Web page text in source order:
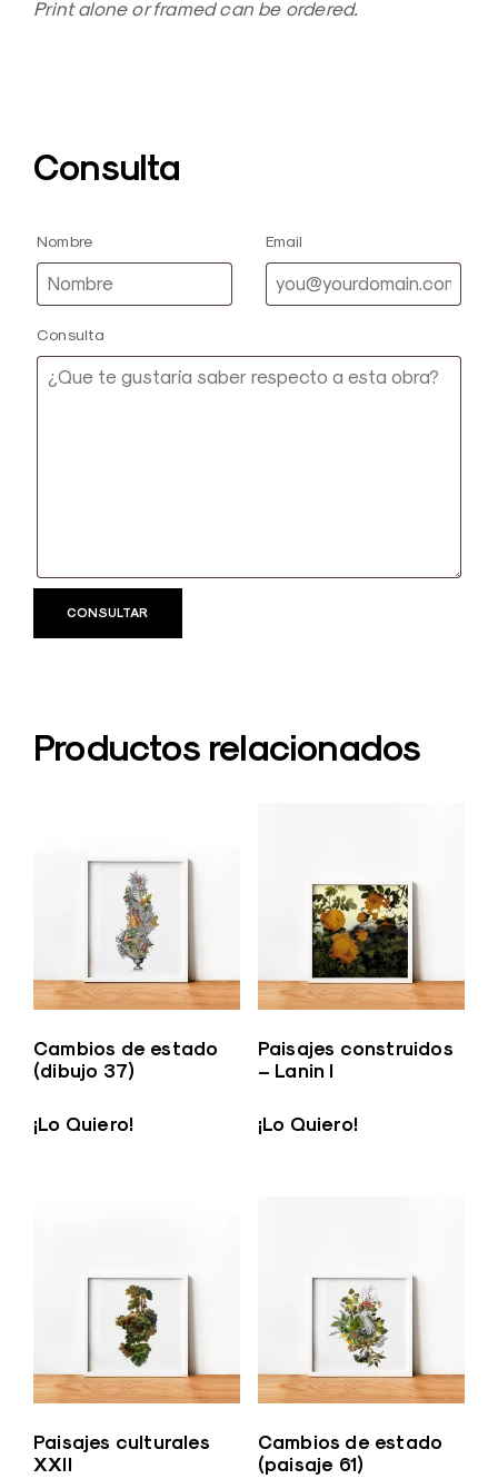
Print alone or framed can be ordered.
Consulta
Nombre Email
Consulta
Productos relacionados
Cambios de estado
(dibujo 37)
¡Lo Quiero!
Paisajes construidos
– Lanin I
¡Lo Quiero!
Paisajes culturales
XXII
Cambios de estado
(paisaje 61)